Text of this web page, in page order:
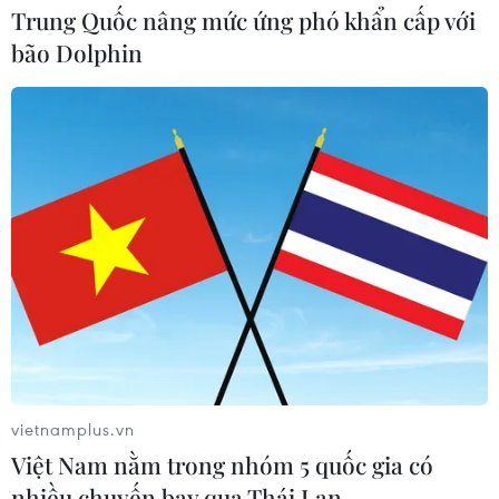
Tổng Biên tập: TRẦN TIẾN DUẨN
Phó Tổng Biên tập: NGUYỄN THỊ TÁM, KHÚC THANH
THỦY
Sở hữu trí tuệ
Quy định sử dụng
RSS
Hỗ trợ
Ngôn ngữ
TTXVN
Dịch vụ tin
Quảng cáo
Trung Quốc nâng mức ứng phó khẩn cấp với
bão Dolphin
vietnamplus.vn
Việt Nam nằm trong nhóm 5 quốc gia có